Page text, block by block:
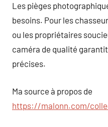
Les pièges
besoins. Pour les
ou les propriétaires
caméra de qualité
précises.
Ma source à propos de
https://malonn.com/